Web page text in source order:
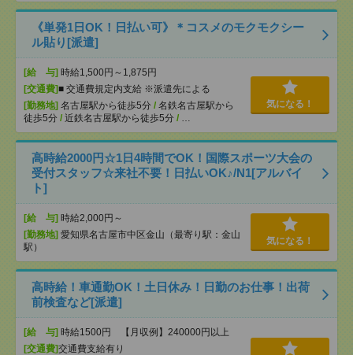
《単発1日OK！日払い可》＊コスメのモクモクシー
ル貼り[派遣]
[給 与] 時給1,500円～1,875円
[交通費]■ 交通費規定内支給 ※派遣先による
[勤務地] 名古屋駅から徒歩5分 / 名鉄名古屋駅から
徒歩5分 / 近鉄名古屋駅から徒歩5分 / …
気になる！
高時給2000円☆1日4時間でOK！国際スポーツ大会の
受付スタッフ☆来社不要！日払いOK♪/N1[アルバイ
ト]
[給 与] 時給2,000円～
[勤務地] 愛知県名古屋市中区金山（最寄り駅：金山
駅）
気になる！
高時給！車通勤OK！土日休み！日勤のお仕事！出荷
前検査など[派遣]
[給 与] 時給1500円 【月収例】240000円以上
[交通費]交通費支給有り